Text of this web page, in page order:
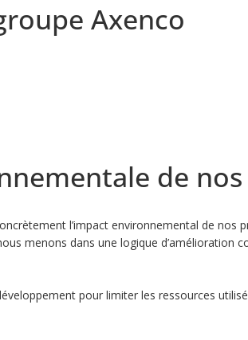
Axenco
de
l’impact environnemental de
menons dans une logique d’amélioration
pour limiter les ressources